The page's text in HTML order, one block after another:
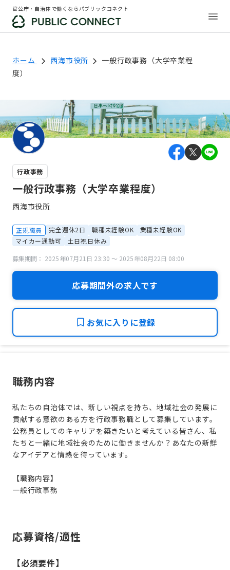
官公庁・自治体で働くならパブリックコネクト
ホーム 西海市役所
一般行政事務（大学卒業程
度）
行政事務
一般行政事務（大学卒業程度）
西海市役所
正規職員 完全週休2日 職種未経験OK
業種未経験OK
マイカー通勤可
土日祝日休み
募集期間： 2025年07月21日 23:30 〜 2025年08月22日 08:00
応募期間外の求人です
お気に入りに登録
職務内容
私たちの自治体では、新しい視点を持ち、地域社会の発展に
貢献する意欲のある方を行政事務職として募集しています。
公務員としてのキャリアを築きたいと考えている皆さん、私
たちと一緒に地域社会のために働きませんか？あなたの新鮮
なアイデアと情熱を待っています。
【職務内容】
一般行政事務
応募資格/適性
【必須要件】